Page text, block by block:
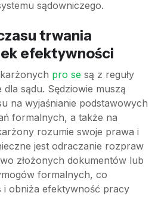
sądowniczego.
trwania
efektywności
pro se są z reguły
dla sądu. Sędziowie muszą
na wyjaśnianie podstawowych
formalnych, a także na
rozumie swoje prawa i
jest odraczanie rozpraw
złożonych dokumentów lub
formalnych, co
i obniża efektywność pracy